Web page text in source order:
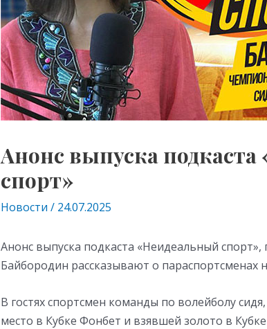
Анонс выпуска
спорт»
Новости / 24.07.2025
Анонс выпуска подкаста «Неидеальный
Байбородин рассказывают о параспортсменах
В гостях спортсмен команды по волейболу
место в Кубке Фонбет и взявшей золото в